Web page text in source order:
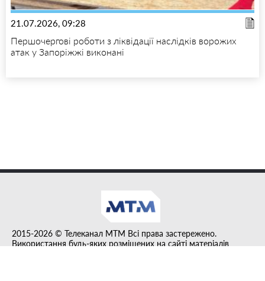
21.07.2026, 09:28
Першочергові роботи з ліквідації наслідків ворожих
атак у Запоріжжі виконані
2015-2026 © Телеканал MTM Всі права застережено.
Використання будь-яких розміщених на сайті матеріалів